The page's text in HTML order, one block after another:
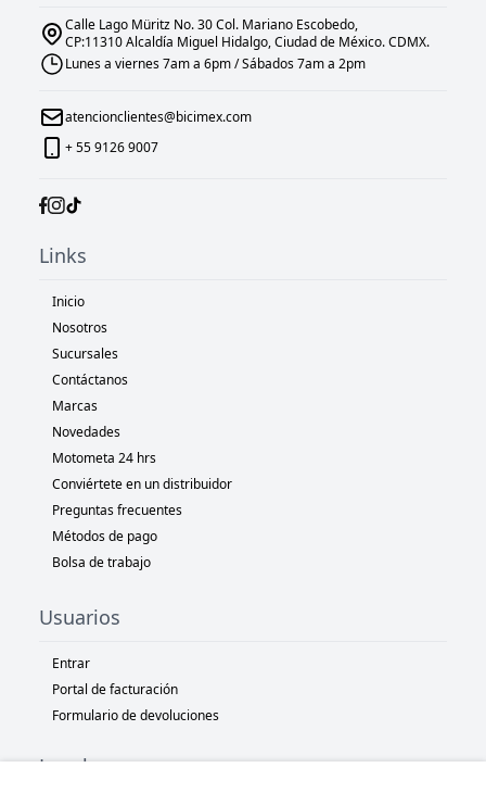
Calle Lago Müritz No. 30 Col. Mariano Escobedo,
CP:11310 Alcaldía Miguel Hidalgo, Ciudad de México. CDMX.
Lunes a viernes 7am a 6pm / Sábados 7am a 2pm
atencionclientes@bicimex.com
+ 55 9126 9007
Links
Inicio
Nosotros
Sucursales
Contáctanos
Marcas
Novedades
Motometa 24 hrs
Conviértete en un distribuidor
Preguntas frecuentes
Métodos de pago
Bolsa de trabajo
Usuarios
Entrar
Portal de facturación
Formulario de devoluciones
Legal